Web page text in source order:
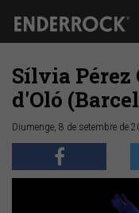
Sílvia Pérez
d'Oló
Diumenge, 8 de setembre de
Anterior